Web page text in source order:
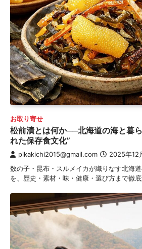
お取り寄せ
松前漬とは何か──北海道の海と暮
れた保存食文化”
pikakichi2015@gmail.com 2025年12
数の子・昆布・スルメイカが織りなす北海道
を、歴史・素材・味・健康・選び方まで徹底